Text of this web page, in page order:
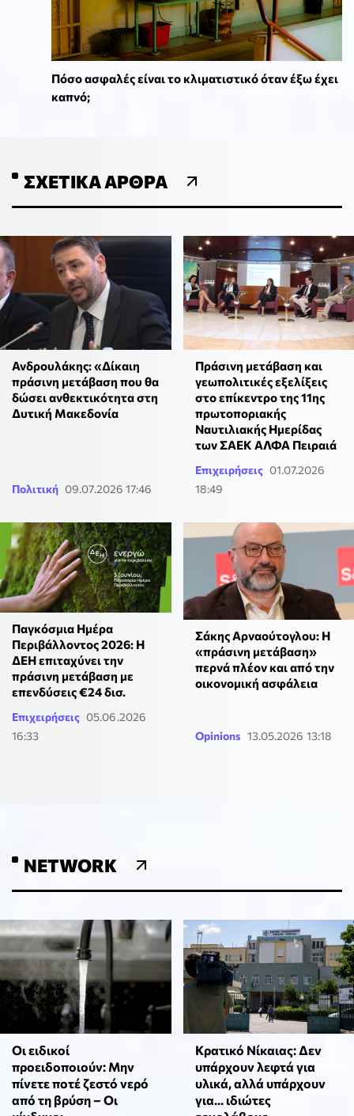
Πόσο ασφαλές είναι το κλιματιστικό όταν έξω έχει
καπνό;
ΣΧΕΤΙΚΆ ΆΡΘΡΑ
Ανδρουλάκης: «Δίκαιη
πράσινη μετάβαση που θα
δώσει ανθεκτικότητα στη
Δυτική Μακεδονία
Πολιτική 09.07.2026 17:46
Πράσινη μετάβαση και
γεωπολιτικές εξελίξεις
στο επίκεντρο της 11ης
πρωτοποριακής
Ναυτιλιακής Ημερίδας
των ΣΑΕΚ ΑΛΦΑ Πειραιά
Επιχειρήσεις 01.07.2026
18:49
Παγκόσμια Ημέρα
Περιβάλλοντος 2026: Η
ΔΕΗ επιταχύνει την
πράσινη μετάβαση με
επενδύσεις €24 δισ.
Επιχειρήσεις 05.06.2026
16:33
Σάκης Αρναούτογλου: Η
«πράσινη μετάβαση»
περνά πλέον και από την
οικονομική ασφάλεια
Opinions 13.05.2026 13:18
NETWORK
Οι ειδικοί
προειδοποιούν: Μην
πίνετε ποτέ ζεστό νερό
από τη βρύση – Οι
Κρατικό Νίκαιας: Δεν
υπάρχουν λεφτά για
υλικά, αλλά υπάρχουν
για... ιδιώτες